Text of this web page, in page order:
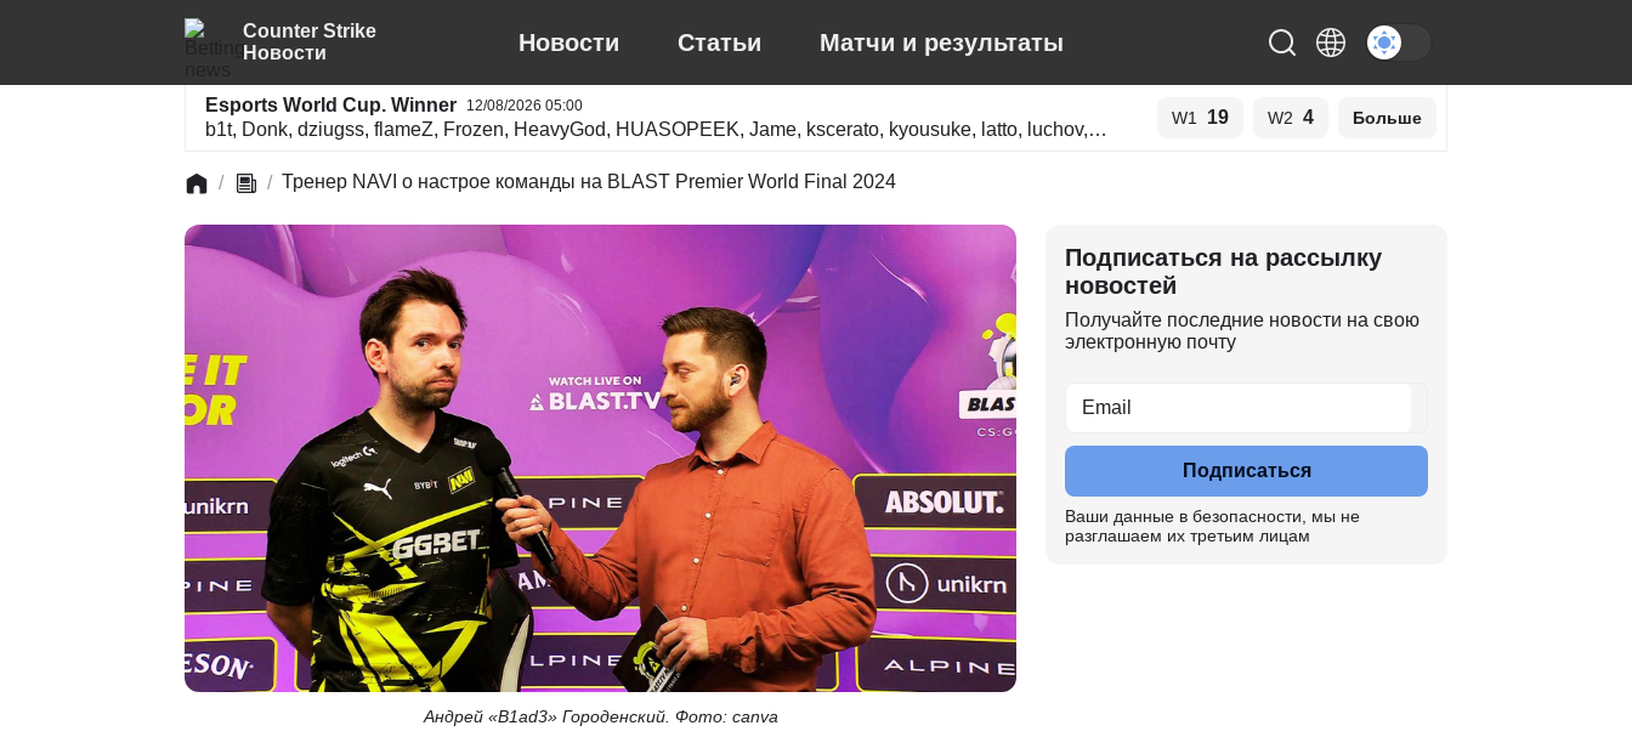
Counter Strike
Новости
Новости Статьи Матчи и результаты
Esports World Cup. Winner 12/08/2026 05:00
b1t, Donk, dziugss, flameZ, Frozen, HeavyGod, HUASOPEEK, Jame, kscerato, kyousuke, latto, luchov,
XANTARES, zweih, ZywOo
W1 19 W2 4 Больше
/ / Тренер NAVI о настрое команды на BLAST Premier World Final 2024
Андрей «B1ad3» Городенский. Фото: canva
Получайте последние новости на свою
электронную почту
Подписаться на рассылку
новостей
Подписаться
Ваши данные в безопасности, мы не
разглашаем их третьим лицам